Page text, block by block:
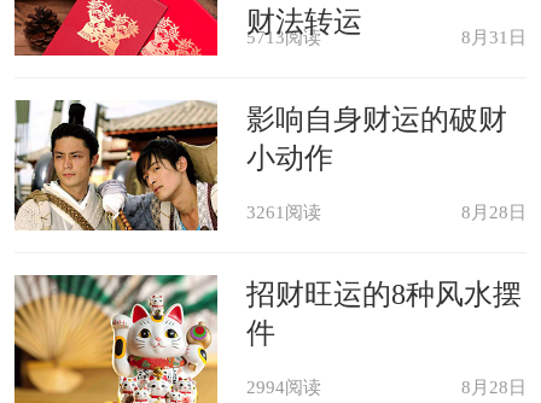
在梦中表示你对疾病和痛苦的恐惧。梦
心理分析：梦见自己给别人旅行手
术说明你注意到自己具有很高的才能。
内心世界，你同时又害怕可能会出现的
结果。
财法转运
5713阅读 8月31日
影响自身财运的破财
小动作
3261阅读 8月28日
招财旺运的8种风水摆
件
2994阅读 8月28日